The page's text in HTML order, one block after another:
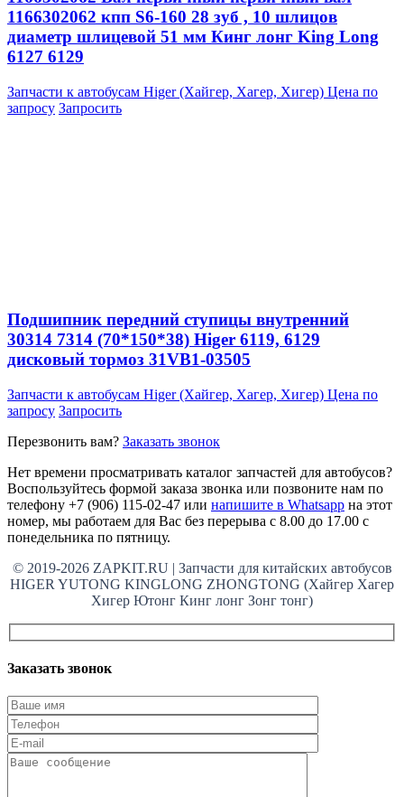
1166302062 кпп S6-160 28 зуб , 10 шлицов
диаметр шлицевой 51 мм Кинг лонг King Long
6127 6129
Запчасти к автобусам Higer (Хайгер, Хагер, Хигер) Цена по
запросу Запросить
Подшипник передний ступицы внутренний
30314 7314 (70*150*38) Higer 6119, 6129
дисковый тормоз 31VB1-03505
Запчасти к автобусам Higer (Хайгер, Хагер, Хигер) Цена по
запросу Запросить
Перезвонить вам? Заказать звонок
Нет времени просматривать каталог запчастей для автобусов?
Воспользуйтесь формой заказа звонка или позвоните нам по
телефону +7 (906) 115-02-47 или напишите в Whatsapp на этот
номер, мы работаем для Вас без перерыва с 8.00 до 17.00 с
понедельника по пятницу.
© 2019-2026 ZAPKIT.RU | Запчасти для китайских автобусов
HIGER YUTONG KINGLONG ZHONGTONG (Хайгер Хагер
Хигер Ютонг Кинг лонг Зонг тонг)
Заказать звонок